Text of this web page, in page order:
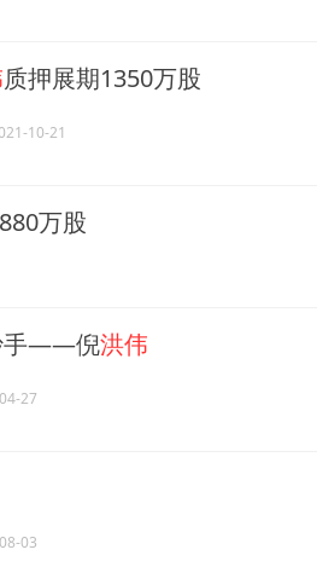
质押展期1350万股
10-21
万股
手——倪洪伟
27
03